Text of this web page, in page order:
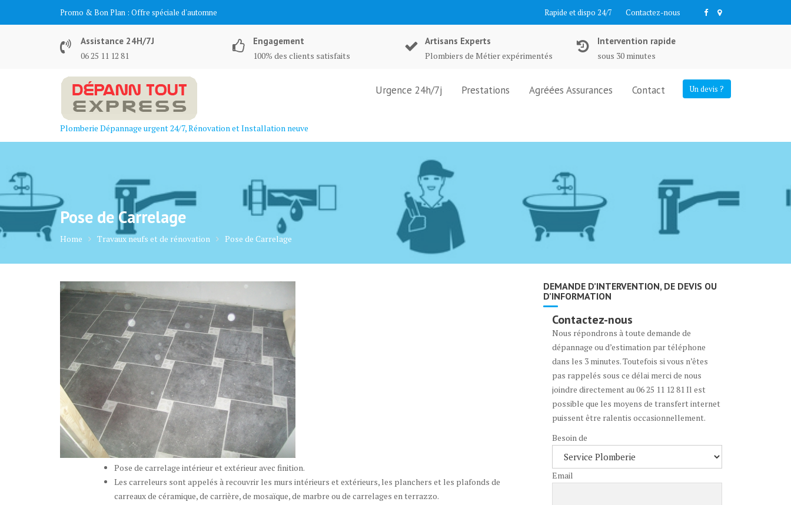
Promo & Bon Plan : Offre spéciale d'automne Rapide et dispo 24/7 Contactez-nous
Assistance 24H/7J
06 25 11 12 81
Engagement
100% des clients satisfaits
Artisans Experts
Plombiers de Métier expérimentés
Intervention rapide
sous 30 minutes
Plomberie Dépannage urgent 24/7, Rénovation et Installation neuve
Un devis ?
Urgence 24h/7j Prestations Agréées Assurances Contact
Pose de Carrelage
Home Travaux neufs et de rénovation Pose de Carrelage
Pose de carrelage intérieur et extérieur avec finition.
Les carreleurs sont appelés à recouvrir les murs intérieurs et extérieurs, les planchers et les plafonds de
carreaux de céramique, de carrière, de mosaïque, de marbre ou de carrelages en terrazzo.
DEMANDE D’INTERVENTION, DE DEVIS OU
D’INFORMATION
Contactez-nous
Nous répondrons à toute demande de
dépannage ou d’estimation par téléphone
dans les 3 minutes. Toutefois si vous n’êtes
pas rappelés sous ce délai merci de nous
joindre directement au 06 25 11 12 81 Il est
possible que les moyens de transfert internet
puissent être ralentis occasionnellement.
Besoin de
Email